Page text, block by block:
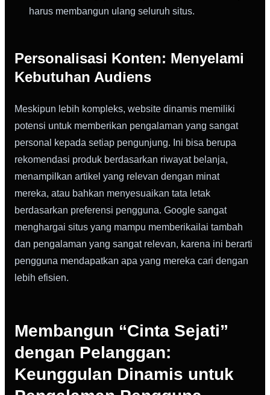
harus membangun ulang seluruh situs.
Personalisasi Konten: Menyelami
Kebutuhan Audiens
Meskipun lebih kompleks, website dinamis memiliki
potensi untuk memberikan pengalaman yang sangat
personal kepada setiap pengunjung. Ini bisa berupa
rekomendasi produk berdasarkan riwayat belanja,
menampilkan artikel yang relevan dengan minat
mereka, atau bahkan menyesuaikan tata letak
berdasarkan preferensi pengguna. Google sangat
menghargai situs yang mampu memberikailai tambah
dan pengalaman yang sangat relevan, karena ini berarti
pengguna mendapatkan apa yang mereka cari dengan
lebih efisien.
Membangun “Cinta Sejati”
dengan Pelanggan:
Keunggulan Dinamis untuk